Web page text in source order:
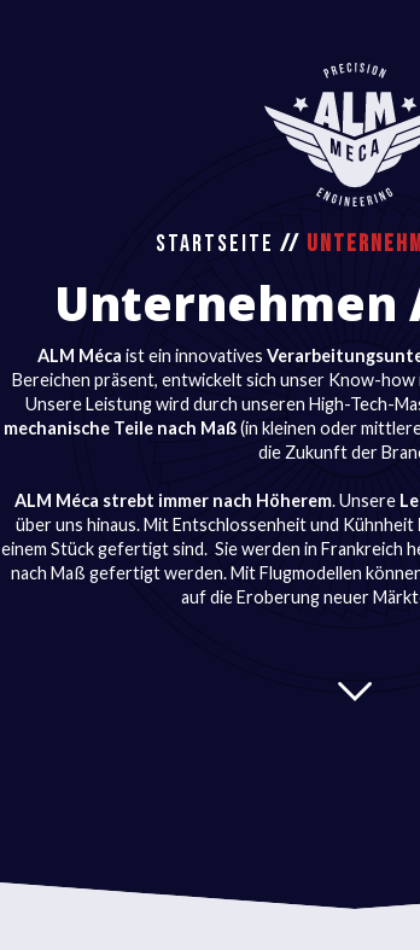
STARTSEITE //
Unternehmen
ALM Méca ist ein innovatives
Bereichen präsent, entwickelt sich unser Know-how
Unsere Leistung wird durch unseren High-Tech-
mechanische Teile nach Maß(in kleinen oder
die Zukunft der
ALM Méca strebt immer nach Höherem. Unsere
über uns hinaus. Mit Entschlossenheit und Kühnheit
einem Stück gefertigt sind. Sie werden in Frankreich
nach Maß gefertigt werden. Mit Flugmodellen
auf die Eroberung neuer